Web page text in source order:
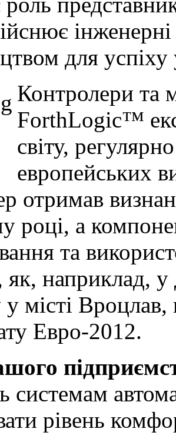
для успіху
Контролери та
ForthLogic™
світу,
европейських
отримав
році, а
та
як, наприклад, у
у місті
Евро-2012.
системам
рівень